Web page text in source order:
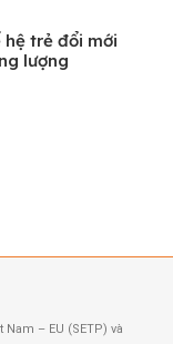
hệ trẻ đổi mới
lượng
– EU (SETP) và